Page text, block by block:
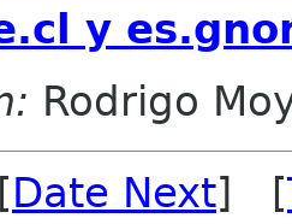
y
Rodrigo
Date Next] [